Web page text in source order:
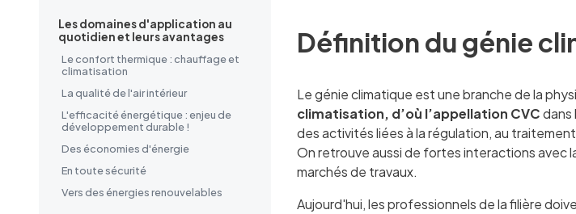
Les domaines d'application au
quotidien et leurs avantages
Le confort thermique : chauffage et
climatisation
La qualité de l'air intérieur
L'efficacité énergétique : enjeu de
développement durable !
Des économies d'énergie
En toute sécurité
Vers des énergies renouvelables
Définition du génie
Le génie climatique est une branche de la
climatisation, d’où l’appellation CVCdans
des activités liées à la régulation, au
On retrouve aussi de fortes interactions avec
marchés de travaux.
Aujourd'hui, les professionnels de la filière